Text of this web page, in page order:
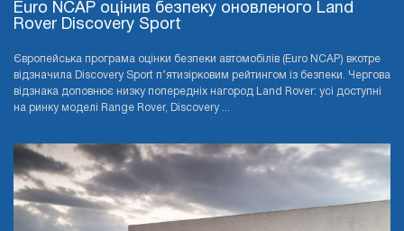
Euro NCAP оцінив безпеку оновленого Land
Rover Discovery Sport
Європейська програма оцінки безпеки автомобілів (Euro NCAP) вкотре
відзначила Discovery Sport п’ятизірковим рейтингом із безпеки. Чергова
відзнака доповнює низку попередніх нагород Land Rover: усі доступні
на ринку моделі Range Rover, Discovery ...